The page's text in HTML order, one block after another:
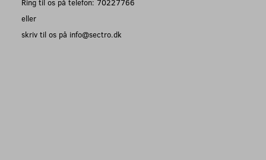
eller
skriv til os på info@sectro.dk